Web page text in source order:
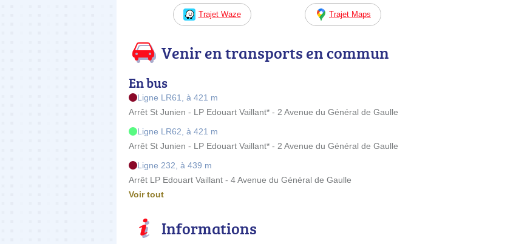
Trajet Waze Trajet Maps
Venir en transports en commun
En bus
Ligne LR61, à 421 m
Arrêt St Junien - LP Edouart Vaillant* - 2 Avenue du Général de Gaulle
Ligne LR62, à 421 m
Arrêt St Junien - LP Edouart Vaillant* - 2 Avenue du Général de Gaulle
Ligne 232, à 439 m
Arrêt LP Edouart Vaillant - 4 Avenue du Général de Gaulle
Voir tout
Informations